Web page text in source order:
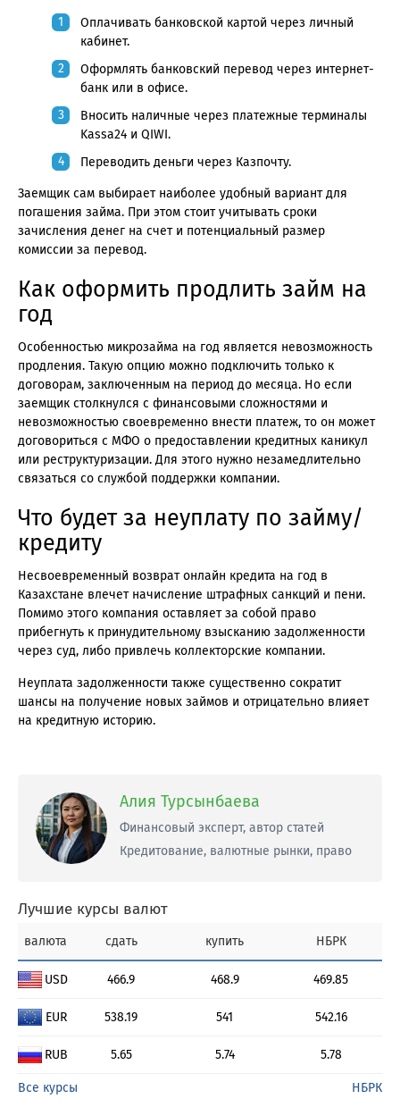
Оплачивать банковской картой через личный
кабинет.
Оформлять банковский перевод через интернет-
банк или в офисе.
Вносить наличные через платежные терминалы
Kassa24 и QIWI.
Переводить деньги через Казпочту.
Заемщик сам выбирает наиболее удобный вариант для
погашения займа. При этом стоит учитывать сроки
зачисления денег на счет и потенциальный размер
комиссии за перевод.
Как оформить продлить займ на
год
Особенностью микрозайма на год является невозможность
продления. Такую опцию можно подключить только к
договорам, заключенным на период до месяца. Но если
заемщик столкнулся с финансовыми сложностями и
невозможностью своевременно внести платеж, то он может
договориться с МФО о предоставлении кредитных каникул
или реструктуризации. Для этого нужно незамедлительно
связаться со службой поддержки компании.
Что будет за неуплату по займу/
кредиту
Несвоевременный возврат онлайн кредита на год в
Казахстане влечет начисление штрафных санкций и пени.
Помимо этого компания оставляет за собой право
прибегнуть к принудительному взысканию задолженности
через суд, либо привлечь коллекторские компании.
Неуплата задолженности также существенно сократит
шансы на получение новых займов и отрицательно влияет
на кредитную историю.
Алия Турсынбаева
Финансовый эксперт, автор статей
Кредитование, валютные рынки, право
Лучшие курсы валют
валюта сдать купить НБРК
USD 466.9 468.9 469.85
EUR 538.19 541 542.16
RUB 5.65 5.74 5.78
Все курсы НБРК